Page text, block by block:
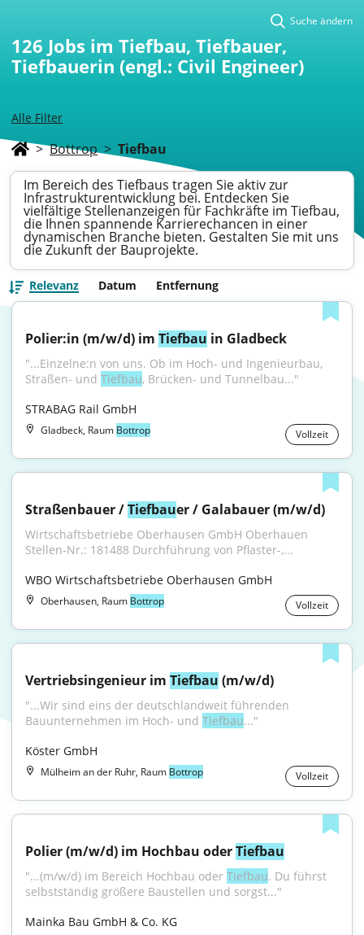
Alle Filter
Suche ändern
126 Jobs im Tiefbau, Tiefbauer,
Tiefbauerin (engl.: Civil Engineer)
> Bottrop > Tiefbau
Im Bereich des Tiefbaus tragen Sie aktiv zur
Infrastrukturentwicklung bei. Entdecken Sie
vielfältige Stellenanzeigen für Fachkräfte im Tiefbau,
die Ihnen spannende Karrierechancen in einer
dynamischen Branche bieten. Gestalten Sie mit uns
die Zukunft der Bauprojekte.
Relevanz Datum Entfernung
Polier:in (m/w/d) im Tiefbau in Gladbeck
"...Einzelne:n von uns. Ob im Hoch- und Ingenieurbau,
Straßen- und Tiefbau, Brücken- und Tunnelbau..."
STRABAG Rail GmbH
Gladbeck, Raum Bottrop Vollzeit
Straßenbauer / Tiefbauer / Galabauer (m/w/d)
Wirtschaftsbetriebe Oberhausen GmbH Oberhauen
Stellen-Nr.: 181488 Durchführung von Pflaster-,...
WBO Wirtschaftsbetriebe Oberhausen GmbH
Oberhausen, Raum Bottrop Vollzeit
Vertriebsingenieur im Tiefbau (m/w/d)
"...Wir sind eins der deutschlandweit führenden
Bauunternehmen im Hoch- und Tiefbau..."
Köster GmbH
Mülheim an der Ruhr, Raum Bottrop Vollzeit
Polier (m/w/d) im Hochbau oder Tiefbau
"...(m/w/d) im Bereich Hochbau oder Tiefbau. Du führst
selbstständig größere Baustellen und sorgst..."
Mainka Bau GmbH & Co. KG